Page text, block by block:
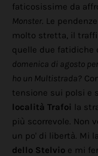
faticosissime da
Monster. Le
molto stretta, il
quelle due fatidiche
domenica di agosto
ho un Multistrada?
tensione sui polsi e
località Trafoi la
più scorrevole. Non
un po' di libertà. Mi
dello Stelvio e mi